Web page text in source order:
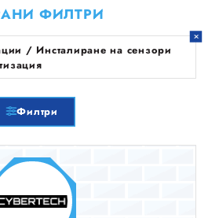
ФИЛТРИ
/ Инсталиране на сензори
Филтри